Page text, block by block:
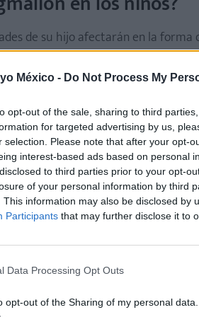
México - Do Not Process My
opt-out of the sale, sharing to third
for targeted advertising by us,
selection. Please note that after your opt-
interest-based ads based on personal
to third parties prior to your opt-
of your personal information by third
This information may also be disclosed by
Participants that may further disclose it to
Data Processing Opt Outs
opt-out of the Sharing of my personal data.
de su hijo afectarán en la forma
se verá poco capaz, y si son
inconsciente cómo los vemos.
forma de verlos. El niño
natural y transparente.
Emocional)
en él, si después no lo
digas las cosas y de cómo las
para apoyar a nuestros hijos
ellos para que se sientan
en cuenta cuando expliquen